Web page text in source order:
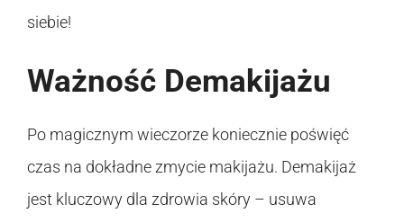
siebie!
Ważność Demakijażu
Po magicznym wieczorze koniecznie poświęć
czas na dokładne zmycie makijażu. Demakijaż
jest kluczowy dla zdrowia skóry – usuwa